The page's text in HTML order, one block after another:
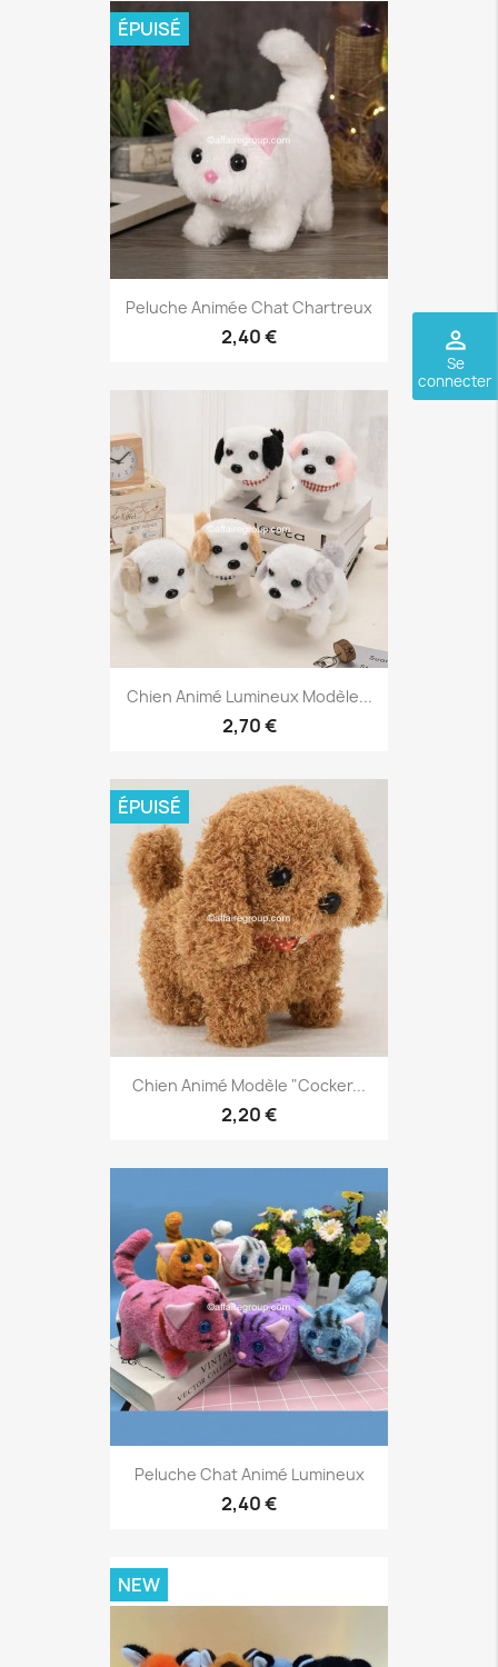
perm_identity
Se
connecter
Peluche Animée Chat Chartreux
2,40 €
ÉPUISÉ
Chien Animé Lumineux Modèle...
2,70 €
Chien Animé Modèle "Cocker...
2,20 €
ÉPUISÉ
Peluche Chat Animé Lumineux
2,40 €
NEW